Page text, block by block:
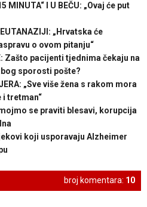
MINUTA“ I U BEČU: „Ovaj će put
EUTANAZIJI: „Hrvatska će
o ovom pitanju“
Zašto pacijenti tjednima čekaju na
sporosti pošte?
„Sve više žena s rakom mora
tretman“
se praviti blesavi, korupcija
koji usporavaju Alzheimer
broj komentara: 10